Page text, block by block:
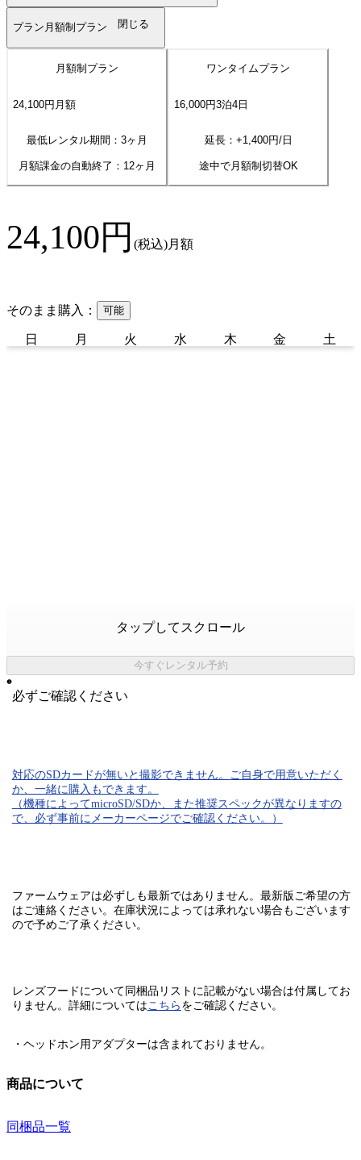
プラン 月額制プラン 閉じる
月額制プラン
24,100円 月額
最低レンタル期間：3ヶ月
月額課金の自動終了： 12ヶ月
ワンタイムプラン
16,000円3泊4日
延長：+1,400円/日
途中で月額制切替OK
24,100円 (税込)月額
そのまま購入： 可能
日 月 火 水 木 金 土
タップしてスクロール
今すぐレンタル予約
必ずご確認ください
対応のSDカードが無いと 撮影できません。 ご自身で用意いただく
か、一緒に購入もできます。
（機種によってmicroSD/SDか、また推奨スペックが異なりますの
で、必ず事前にメーカーページでご確認ください。）
ファームウェアは必ずしも最新ではありません。最新版ご希望の方
はご連絡ください。在庫状況によっては承れない場合もございます
ので予めご了承ください。
レンズフードについて同梱品リストに記載がない場合は付属してお
りません。 詳細についてはこちら をご確認ください。
・ヘッドホン用アダプターは含まれておりません。
商品について
同梱品一覧